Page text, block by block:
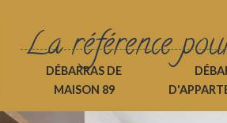
La référence
DÉBARRAS DE
MAISON 89